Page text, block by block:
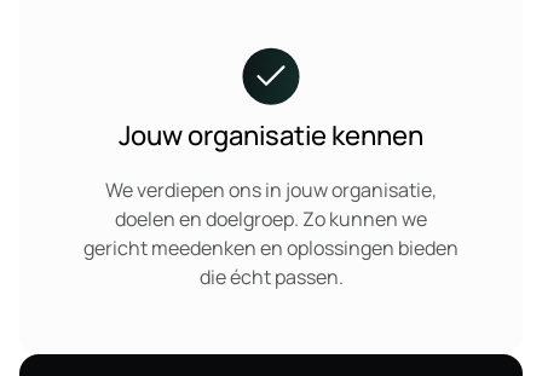
Jouw organisatie kennen
We verdiepen ons in jouw organisatie,
doelen en doelgroep. Zo kunnen we
gericht meedenken en oplossingen bieden
die écht passen.